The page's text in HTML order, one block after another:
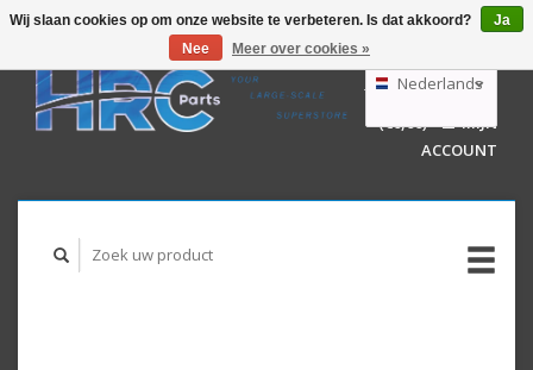
GBP
AUD
Nederlands
Deutsch
English
WINKELWAGEN
(€0,00)
MIJN
ACCOUNT
Wij slaan cookies op om onze website te verbeteren. Is dat akkoord?
Ja
Nee
Meer over cookies »